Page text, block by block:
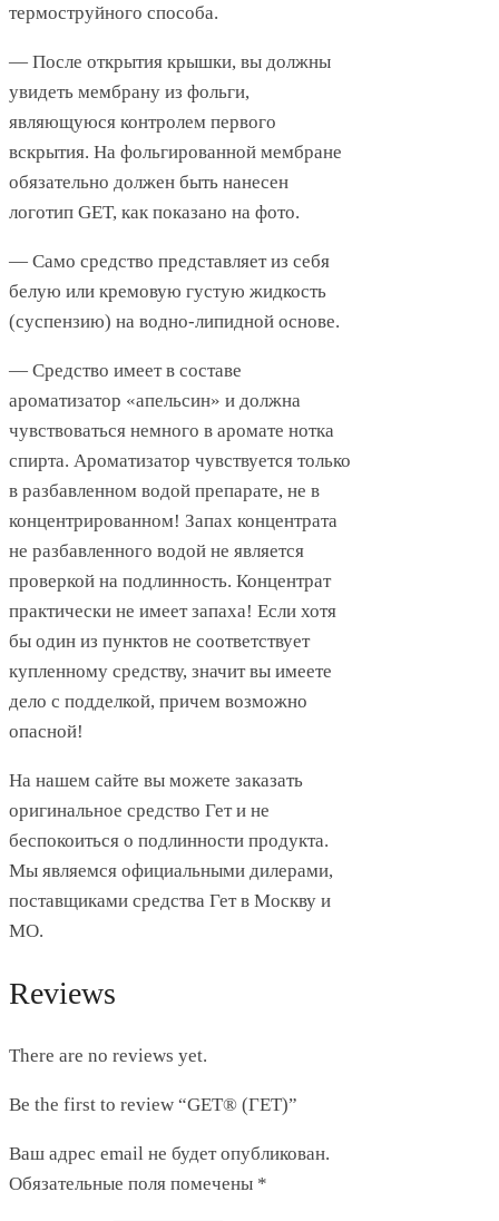
термоструйного способа.
— После открытия крышки, вы должны
увидеть мембрану из фольги,
являющуюся контролем первого
вскрытия. На фольгированной мембране
обязательно должен быть нанесен
логотип GET, как показано на фото.
— Само средство представляет из себя
белую или кремовую густую жидкость
(суспензию) на водно-липидной основе.
— Средство имеет в составе
ароматизатор «апельсин» и должна
чувствоваться немного в аромате нотка
спирта. Ароматизатор чувствуется только
в разбавленном водой препарате, не в
концентрированном! Запах концентрата
не разбавленного водой не является
проверкой на подлинность. Концентрат
практически не имеет запаха! Если хотя
бы один из пунктов не соответствует
купленному средству, значит вы имеете
дело с подделкой, причем возможно
опасной!
На нашем сайте вы можете заказать
оригинальное средство Гет и не
беспокоиться о подлинности продукта.
Мы являемся официальными дилерами,
поставщиками средства Гет в Москву и
МО.
Reviews
There are no reviews yet.
Be the first to review “GET® (ГЕТ)”
Ваш адрес email не будет опубликован.
Обязательные поля помечены *